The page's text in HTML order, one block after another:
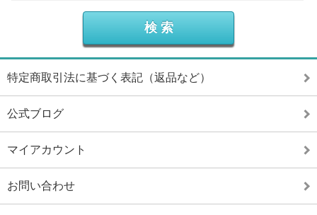
特定商取引法に基づく表記（返品など）
公式ブログ
マイアカウント
お問い合わせ